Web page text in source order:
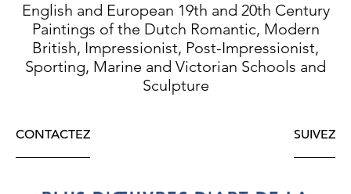
English and European 19th and 20th Century
Paintings of the Dutch Romantic, Modern
British, Impressionist, Post-Impressionist,
Sporting, Marine and Victorian Schools and
Sculpture
CONTACTEZ SUIVEZ